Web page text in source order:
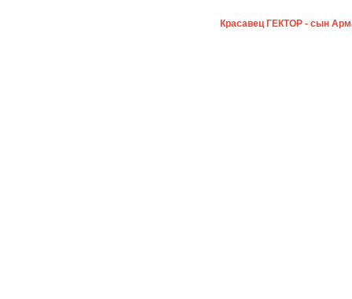
Красавец ГЕКТОР - сын